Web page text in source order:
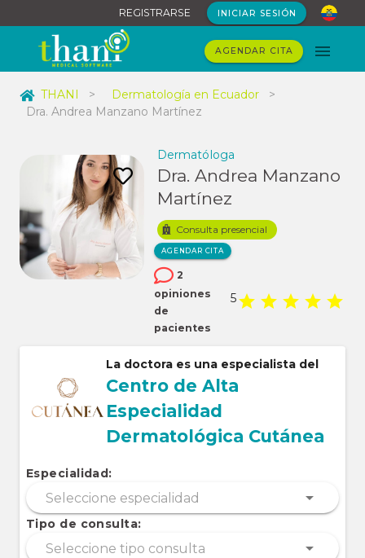
REGISTRARSE INICIAR SESIÓN
AGENDAR CITA
THANI > Dermatología en Ecuador
>
Dra. Andrea Manzano Martínez
Dermatóloga
Dra. Andrea Manzano
Martínez
Consulta presencial
AGENDAR CITA
2
opiniones
de
pacientes
5
La doctora es una especialista del
Centro de Alta
Especialidad
Dermatológica Cutánea
Especialidad:
Tipo de consulta: